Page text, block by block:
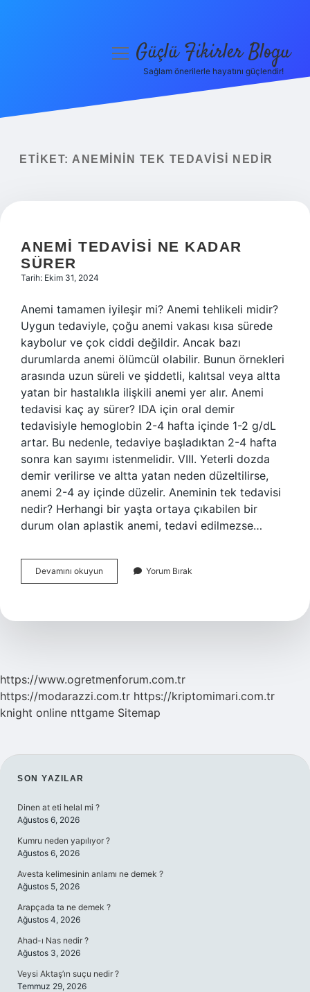
Yasal Uyarı
menüyüGüçlü Fikirler Blogu
Sağlam önerilerle hayatını güçlendir!
ETIKET: ANEMININ TEK TEDAVISI NEDIR
ANEMI TEDAVISI NE KADAR
SÜRER
Tarih: Ekim 31, 2024
Anemi tamamen iyileşir mi? Anemi tehlikeli midir?
Uygun tedaviyle, çoğu anemi vakası kısa sürede
kaybolur ve çok ciddi değildir. Ancak bazı
durumlarda anemi ölümcül olabilir. Bunun örnekleri
arasında uzun süreli ve şiddetli, kalıtsal veya altta
yatan bir hastalıkla ilişkili anemi yer alır. Anemi
tedavisi kaç ay sürer? IDA için oral demir
tedavisiyle hemoglobin 2-4 hafta içinde 1-2 g/dL
artar. Bu nedenle, tedaviye başladıktan 2-4 hafta
sonra kan sayımı istenmelidir. VIII. Yeterli dozda
demir verilirse ve altta yatan neden düzeltilirse,
anemi 2-4 ay içinde düzelir. Aneminin tek tedavisi
nedir? Herhangi bir yaşta ortaya çıkabilen bir
durum olan aplastik anemi, tedavi edilmezse…
Devamını okuyun
Tedavisi
Sürer
Yorum Bırak
https://www.ogretmenforum.com.tr
https://modarazzi.com.tr https://kriptomimari.com.tr
knight online nttgame Sitemap
SIDEBAR
SON YAZILAR
Dinen at eti helal mi ?
Ağustos 6, 2026
Kumru neden yapılıyor ?
Ağustos 6, 2026
Avesta kelimesinin anlamı ne demek ?
Ağustos 5, 2026
Arapçada ta ne demek ?
Ağustos 4, 2026
Ahad-ı Nas nedir ?
Ağustos 3, 2026
Veysi Aktaş’ın suçu nedir ?
Temmuz 29, 2026